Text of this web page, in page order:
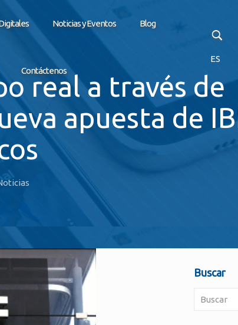
Noticias y Eventos Blog
Contáctenos
ES
real a través de
apuesta de
Buscar